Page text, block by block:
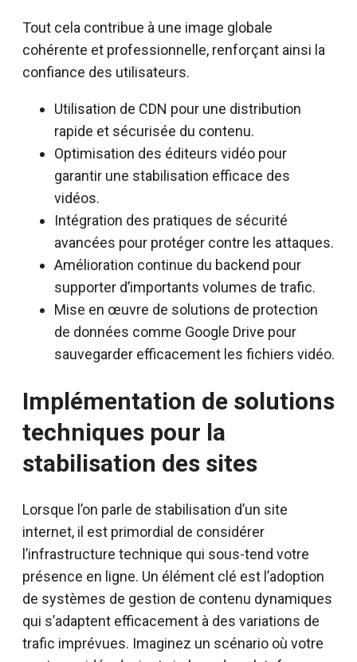
Tout cela contribue à une image globale
cohérente et professionnelle, renforçant ainsi la
confiance des utilisateurs.
Utilisation de CDN pour une distribution
rapide et sécurisée du contenu.
Optimisation des éditeurs vidéo pour
garantir une stabilisation efficace des
vidéos.
Intégration des pratiques de sécurité
avancées pour protéger contre les attaques.
Amélioration continue du backend pour
supporter d’importants volumes de trafic.
Mise en œuvre de solutions de protection
de données comme Google Drive pour
sauvegarder efficacement les fichiers vidéo.
Implémentation de solutions
techniques pour la
stabilisation des sites
Lorsque l’on parle de stabilisation d’un site
internet, il est primordial de considérer
l’infrastructure technique qui sous-tend votre
présence en ligne. Un élément clé est l’adoption
de systèmes de gestion de contenu dynamiques
qui s’adaptent efficacement à des variations de
trafic imprévues. Imaginez un scénario où votre